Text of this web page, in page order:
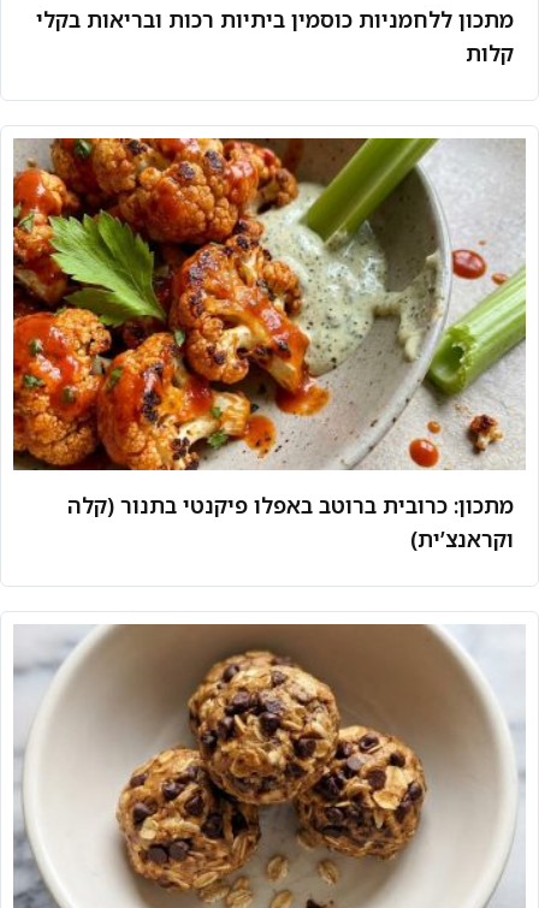
מתכון ללחמניות כוסמין ביתיות רכות ובריאות בקלי
קלות
מתכון: כרובית ברוטב באפלו פיקנטי בתנור (קלה
וקראנצ’ית)